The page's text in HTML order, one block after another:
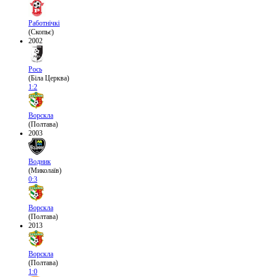
Работнічкі
(Скопьє)
2002
Рось
(Біла Церква)
1:2
Ворскла
(Полтава)
2003
Водник
(Миколаїв)
0:3
Ворскла
(Полтава)
2013
Ворскла
(Полтава)
1:0